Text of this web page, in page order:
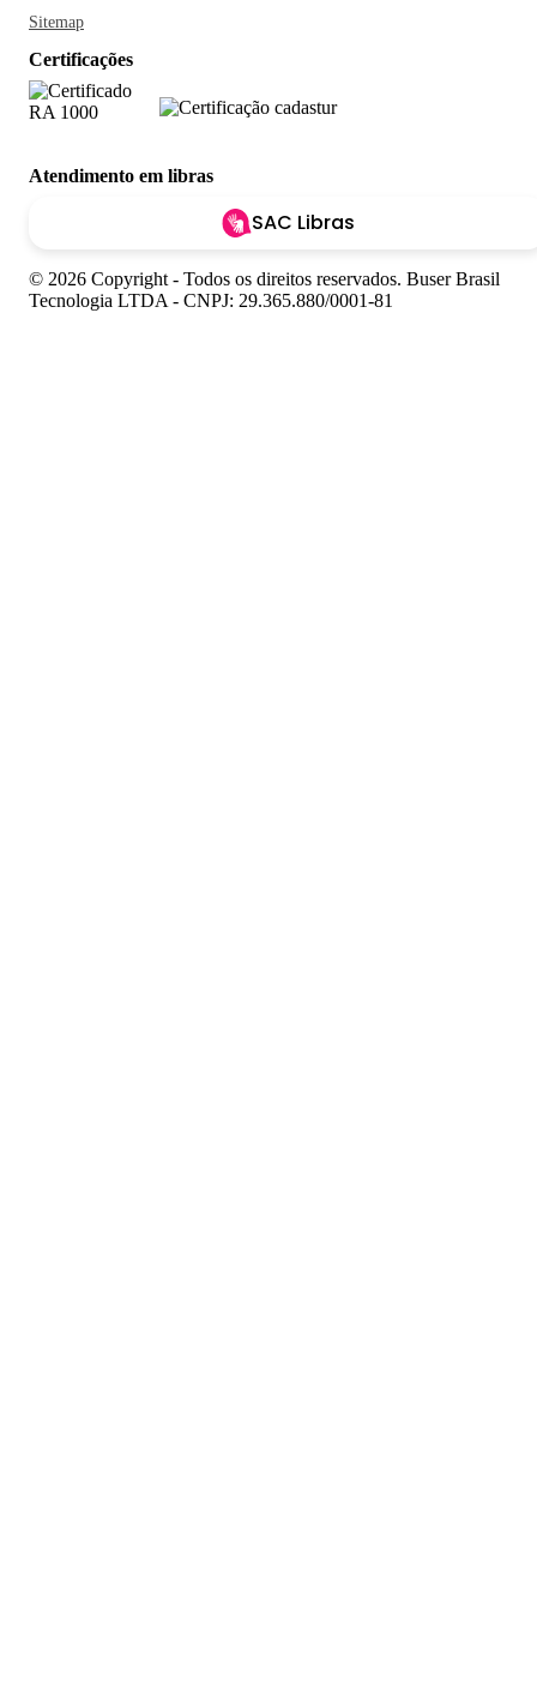
Sitemap
Certificações
Atendimento em libras
SAC Libras
© 2026 Copyright - Todos os direitos reservados. Buser Brasil
Tecnologia LTDA - CNPJ: 29.365.880/0001-81